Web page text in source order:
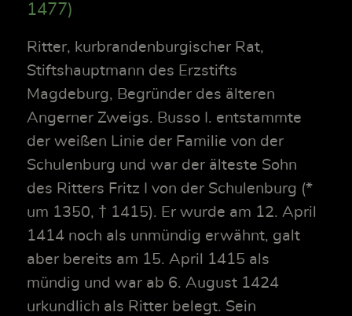
1477)
Ritter, kurbrandenburgischer Rat,
Stiftshauptmann des Erzstifts
Magdeburg, Begründer des älteren
Angerner Zweigs. Busso I. entstammte
der weißen Linie der Familie von der
Schulenburg und war der älteste Sohn
des Ritters Fritz I von der Schulenburg (*
um 1350, † 1415). Er wurde am 12. April
1414 noch als unmündig erwähnt, galt
aber bereits am 15. April 1415 als
mündig und war ab 6. August 1424
urkundlich als Ritter belegt. Sein